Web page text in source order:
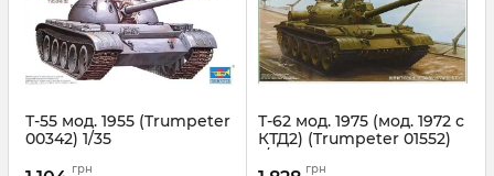
Т-55 мод. 1955 (Trumpeter
00342) 1/35
грн
Т-62 мод. 1975 (мод. 1972 с
КТД2) (Trumpeter 01552)
1/35
грн